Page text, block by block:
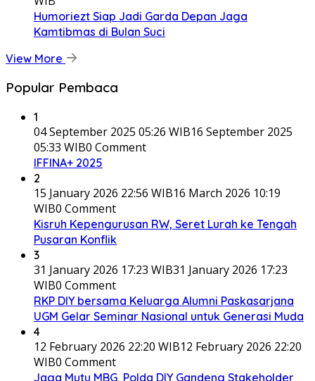
Humoriezt Siap Jadi Garda Depan Jaga
Kamtibmas di Bulan Suci
View More
Popular Pembaca
1
04 September 2025 05:26 WIB16 September 2025
05:33 WIB0 Comment
IFFINA+ 2025
2
15 January 2026 22:56 WIB16 March 2026 10:19
WIB0 Comment
Kisruh Kepengurusan RW, Seret Lurah ke Tengah
Pusaran Konflik
3
31 January 2026 17:23 WIB31 January 2026 17:23
WIB0 Comment
RKP DIY bersama Keluarga Alumni Paskasarjana
UGM Gelar Seminar Nasional untuk Generasi Muda
4
12 February 2026 22:20 WIB12 February 2026 22:20
WIB0 Comment
Jaga Mutu MBG, Polda DIY Gandeng Stakeholder